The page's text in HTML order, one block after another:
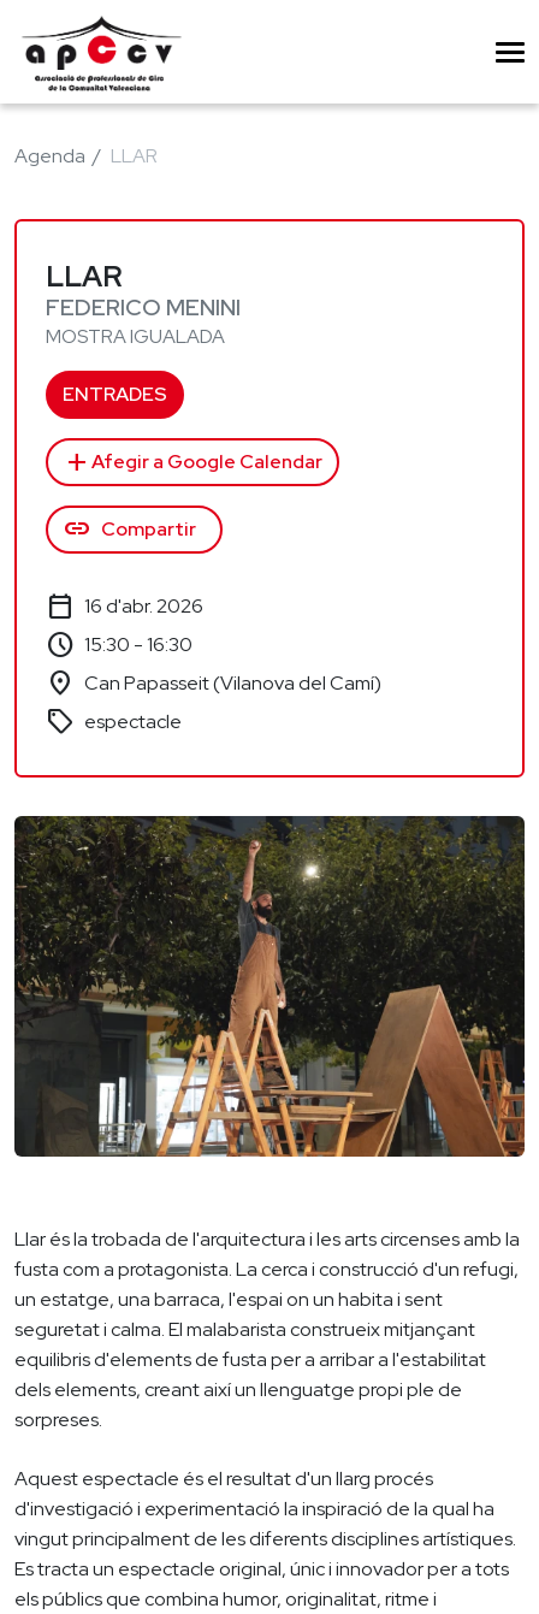
Agenda LLAR
LLAR
FEDERICO MENINI
MOSTRA IGUALADA
ENTRADES
add Afegir a Google Calendar
link Compartir
calendar_today 16 d'abr. 2026
schedule 15:30 - 16:30
location_on Can Papasseit (Vilanova del Camí)
sell espectacle
Llar és la trobada de l'arquitectura i les arts circenses amb la
fusta com a protagonista. La cerca i construcció d'un refugi,
un estatge, una barraca, l'espai on un habita i sent
seguretat i calma. El malabarista construeix mitjançant
equilibris d'elements de fusta per a arribar a l'estabilitat
dels elements, creant així un llenguatge propi ple de
sorpreses.
Aquest espectacle és el resultat d'un llarg procés
d'investigació i experimentació la inspiració de la qual ha
vingut principalment de les diferents disciplines artístiques.
Es tracta un espectacle original, únic i innovador per a tots
els públics que combina humor, originalitat, ritme i